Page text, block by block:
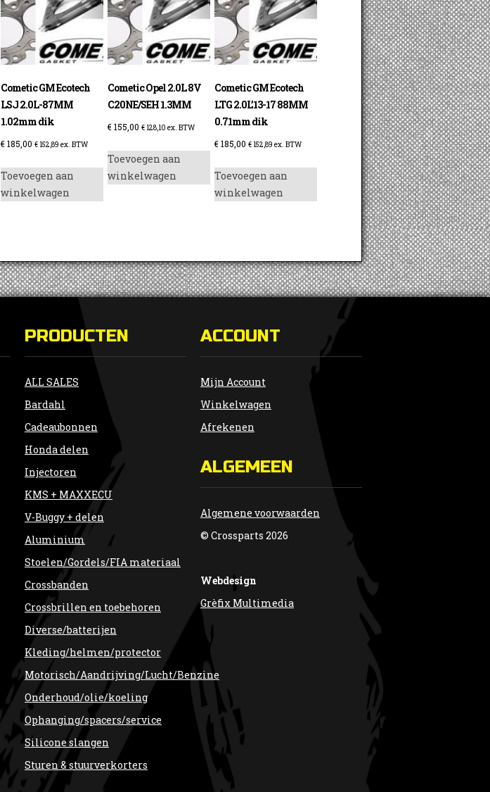
Cometic GM Ecotech
LSJ 2.0L-87MM
1.02mm dik
€185,00 € 152,89 ex. BTW
Toevoegen aan
winkelwagen
Cometic Opel 2.0L 8V
C20NE/SEH 1.3MM
€155,00 €128,10 ex. BTW
Toevoegen aan
winkelwagen
Cometic GM Ecotech
LTG 2.0L’13-17 88MM
0.71mm dik
€185,00 €152,89 ex. BTW
Toevoegen aan
winkelwagen
PRODUCTEN
ALL SALES
Bardahl
Cadeaubonnen
Honda delen
Injectoren
KMS + MAXXECU
V-Buggy + delen
Aluminium
Stoelen/Gordels/FIA materiaal
Crossbanden
Crossbrillen en toebehoren
Diverse/batterijen
Kleding/helmen/protector
Motorisch/Aandrijving/Lucht/Benzine
Onderhoud/olie/koeling
Ophanging/spacers/service
Silicone slangen
Sturen & stuurverkorters
ACCOUNT
Mijn Account
Winkelwagen
Afrekenen
ALGEMEEN
Algemene voorwaarden
© Crossparts 2026
Webdesign
Grèfix Multimedia